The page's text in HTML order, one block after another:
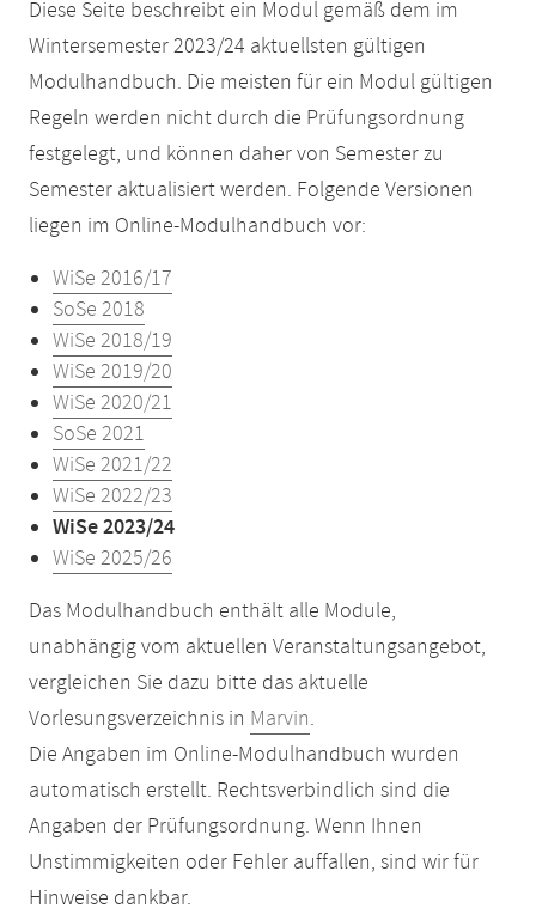
Diese Seite beschreibt ein Modul gemäß dem im
Wintersemester 2023/24 aktuellsten gültigen
Modulhandbuch. Die meisten für ein Modul gültigen
Regeln werden nicht durch die Prüfungsordnung
festgelegt, und können daher von Semester zu
Semester aktualisiert werden. Folgende Versionen
liegen im Online-Modulhandbuch vor:
WiSe 2016/17
SoSe 2018
WiSe 2018/19
WiSe 2019/20
WiSe 2020/21
SoSe 2021
WiSe 2021/22
WiSe 2022/23
WiSe 2023/24
WiSe 2025/26
Das Modulhandbuch enthält alle Module,
unabhängig vom aktuellen Veranstaltungsangebot,
vergleichen Sie dazu bitte das aktuelle
Vorlesungsverzeichnis in Marvin.
Die Angaben im Online-Modulhandbuch wurden
automatisch erstellt. Rechtsverbindlich sind die
Angaben der Prüfungsordnung. Wenn Ihnen
Unstimmigkeiten oder Fehler auffallen, sind wir für
Hinweise dankbar.